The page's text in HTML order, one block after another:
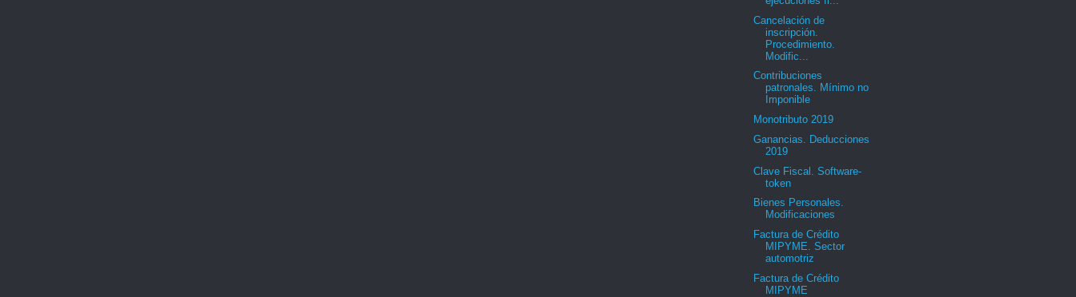
Cancelación de
inscripción.
Procedimiento.
Modific...
Contribuciones
patronales. Mínimo no
Imponible
Monotributo 2019
Ganancias. Deducciones
2019
Clave Fiscal. Software-
token
Bienes Personales.
Modificaciones
Factura de Crédito
MIPYME. Sector
automotriz
Factura de Crédito
MIPYME